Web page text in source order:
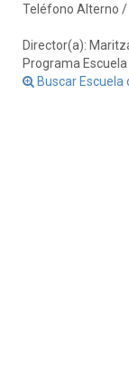
Teléfono Alterno /
Director(a):
Programa
Buscar Escuela